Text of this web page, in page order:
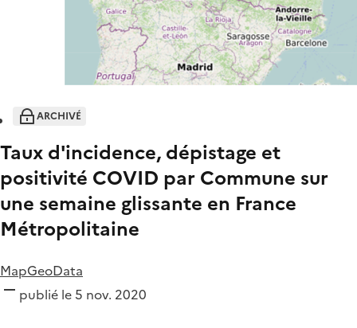
ARCHIVÉ
Taux d'incidence, dépistage et
positivité COVID par Commune sur
une semaine glissante en France
Métropolitaine
MapGeoData
publié le 5 nov. 2020